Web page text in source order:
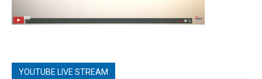
YOUTUBE LIVE STREAM